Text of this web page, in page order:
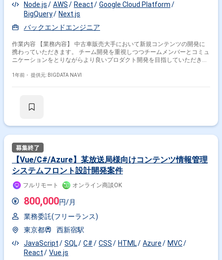
Node.js
AWS React
Google Cloud Platform
BigQuery
Next.js
バックエンドエンジニア
作業内容 【業務内容】 中古車販売大手において新規コンテンツの開発に
携わっていただきます。 チーム開発を重視しつつチームメンバーとコミュ
ニケーションをとりながらより良いプロダクト開発を目指していただきま
に携わっていただくためフルスタックを目指すことが可能です。 開発手
1年前・ 提供元: BIGDATA NAVI
【Vue/C#/Azure】某放送局様向けコンテンツ情報管理
システムフロント設計開発案件
フルリモート オンライン商談OK
800,000円/月
業務委託(フリーランス)
東京都
西新宿駅
JavaScript
SQL C# CSS HTML Azure
MVC
React
Vue.js